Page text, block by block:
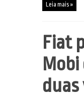
Leia mais »
Fiat
Mobi
duas